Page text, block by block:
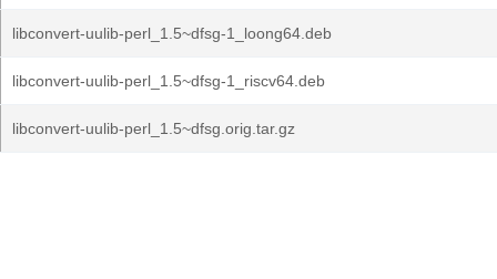
libconvert-uulib-perl_1.5~dfsg-1_loong64.deb
libconvert-uulib-perl_1.5~dfsg-1_riscv64.deb
libconvert-uulib-perl_1.5~dfsg.orig.tar.gz